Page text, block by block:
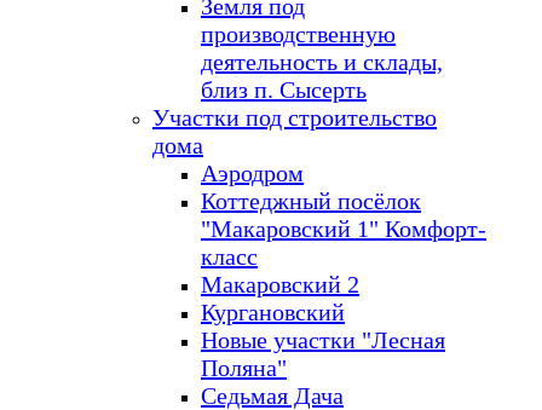
Земля под
производственную
деятельность и склады,
близ п. Сысерть
Участки под строительство
дома
Аэродром
Коттеджный посёлок
"Макаровский 1" Комфорт-
класс
Макаровский 2
Кургановский
Новые участки "Лесная
Поляна"
Седьмая Дача